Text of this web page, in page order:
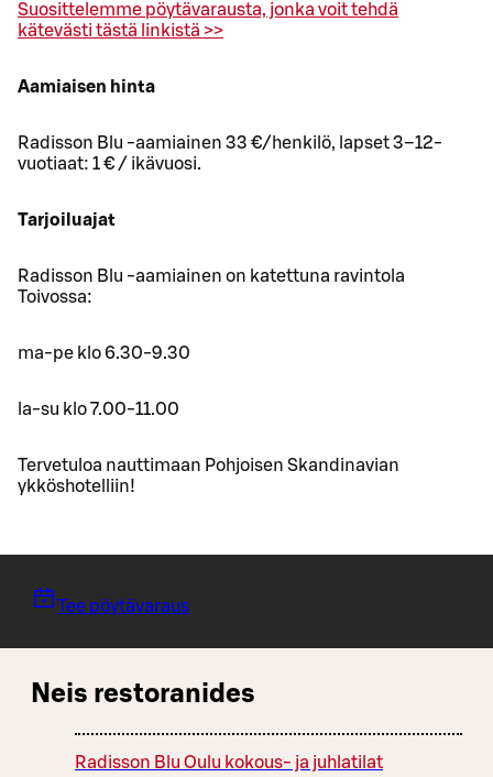
Suosittelemme pöytävarausta, jonka voit tehdä
kätevästi tästä linkistä >>
Aamiaisen hinta
Radisson Blu -aamiainen 33 €/henkilö, lapset 3–12-
vuotiaat: 1 € / ikävuosi.
Tarjoiluajat
Radisson Blu -aamiainen on katettuna ravintola
Toivossa:
ma-pe klo 6.30-9.30
la-su klo 7.00-11.00
Tervetuloa nauttimaan Pohjoisen Skandinavian
ykköshotelliin!
Tee pöytävaraus
Neis restoranides
Radisson Blu Oulu kokous- ja juhlatilat